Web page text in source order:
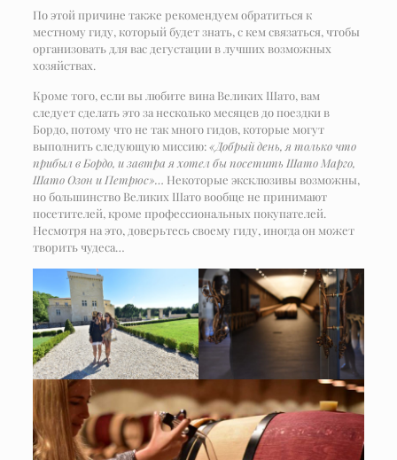
По этой причине также рекомендуем обратиться к
местному гиду, который будет знать, с кем связаться, чтобы
организовать для вас дегустации в лучших возможных
хозяйствах.
Кроме того, если вы любите вина Великих Шато, вам
следует сделать это за несколько месяцев до поездки в
Бордо, потому что не так много гидов, которые могут
выполнить следующую ​​миссию:«Добрый день, я только что
прибыл в Бордо, и завтра я хотел бы посетить Шато Марго,
Шато Озон и Петрюс»… Некоторые эксклюзивы возможны,
но большинство Великих Шато вообще не принимают
посетителей, кроме профессиональных покупателей.
Несмотря на это, доверьтесь своему гиду, иногда он может
творить чудеса…